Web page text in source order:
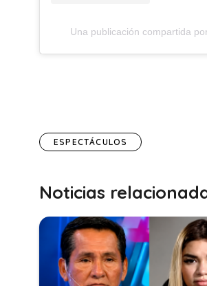
Una publicación compartida
ESPECTÁCULOS
Noticias